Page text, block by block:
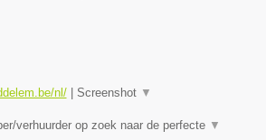
nl/| Screenshot ▼
verhuurder op zoek naar de perfecte ▼